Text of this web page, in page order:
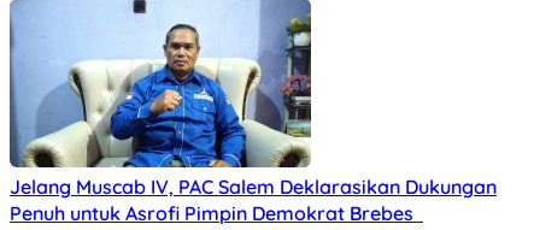
Jelang Muscab IV, PAC Salem Deklarasikan Dukungan
Penuh untuk Asrofi Pimpin Demokrat Brebes